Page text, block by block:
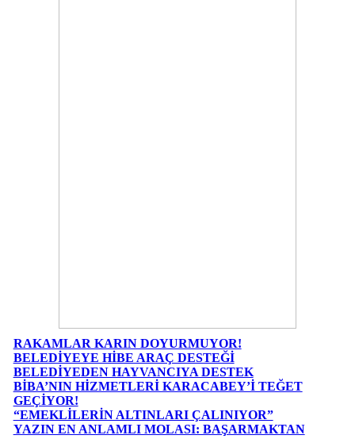
RAKAMLAR KARIN DOYURMUYOR!
BELEDİYEYE HİBE ARAÇ DESTEĞİ
BELEDİYEDEN HAYVANCIYA DESTEK
BİBA’NIN HİZMETLERİ KARACABEY’İ TEĞET
GEÇİYOR!
“EMEKLİLERİN ALTINLARI ÇALINIYOR”
YAZIN EN ANLAMLI MOLASI: BAŞARMAKTAN